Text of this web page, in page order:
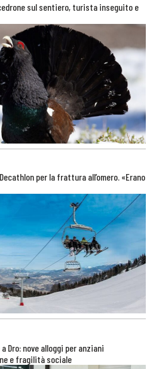
sul sentiero, turista inseguito e
per la frattura all’omero. «Erano
Dro: nove alloggi per anziani
e fragilità sociale